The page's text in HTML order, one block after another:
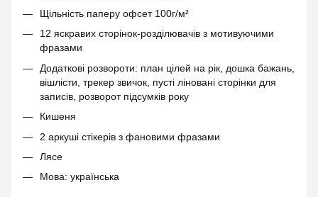
Щільність паперу офсет 100г/м²
12 яскравих сторінок-розділювачів з мотивуючими
фразами
Додаткові розвороти: план цілей на рік, дошка бажань,
вішлісти, трекер звичок, пусті ліновані сторінки для
записів, розворот підсумків року
Кишеня
2 аркуші стікерів з фановими фразами
Лясе
Мова: українська